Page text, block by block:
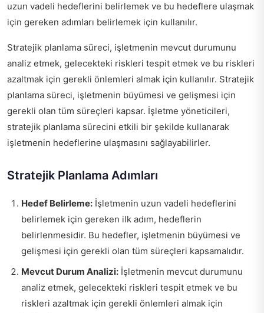
uzun vadeli hedeflerini belirlemek ve bu hedeflere ulaşmak
için gereken adımları belirlemek için kullanılır.
Stratejik planlama süreci, işletmenin mevcut durumunu
analiz etmek, gelecekteki riskleri tespit etmek ve bu riskleri
azaltmak için gerekli önlemleri almak için kullanılır. Stratejik
planlama süreci, işletmenin büyümesi ve gelişmesi için
gerekli olan tüm süreçleri kapsar. İşletme yöneticileri,
stratejik planlama sürecini etkili bir şekilde kullanarak
işletmenin hedeflerine ulaşmasını sağlayabilirler.
Stratejik Planlama Adımları
Hedef Belirleme: İşletmenin uzun vadeli hedeflerini
belirlemek için gereken ilk adım, hedeflerin
belirlenmesidir. Bu hedefler, işletmenin büyümesi ve
gelişmesi için gerekli olan tüm süreçleri kapsamalıdır.
Mevcut Durum Analizi: İşletmenin mevcut durumunu
analiz etmek, gelecekteki riskleri tespit etmek ve bu
riskleri azaltmak için gerekli önlemleri almak için